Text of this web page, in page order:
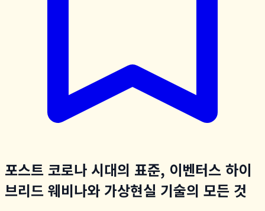
포스트 코로나 시대의 표준, 이벤터스 하이
브리드 웨비나와 가상현실 기술의 모든 것